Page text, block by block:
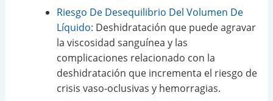
Riesgo De Desequilibrio Del Volumen De
Líquido: Deshidratación que puede agravar
la viscosidad sanguínea y las
complicaciones relacionado con la
deshidratación que incrementa el riesgo de
crisis vaso-oclusivas y hemorragias.